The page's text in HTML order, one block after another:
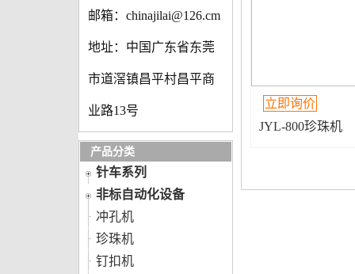
邮箱：chinajilai@126.cm
地址：中国广东省东莞
市道滘镇昌平村昌平商
业路13号
产品分类
针车系列
非标自动化设备
冲孔机
珍珠机
钉扣机
立即询价
JYL-800珍珠机